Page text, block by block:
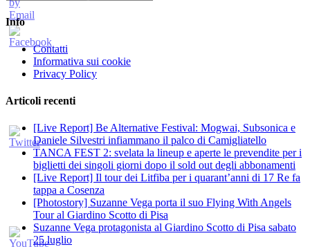
Info
Contatti
Informativa sui cookie
Privacy Policy
Articoli recenti
[Live Report] Be Alternative Festival: Mogwai, Subsonica e
Daniele Silvestri infiammano il palco di Camigliatello
TANCA FEST 2: svelata la lineup e aperte le prevendite per i
biglietti dei singoli giorni dopo il sold out degli abbonamenti
[Live Report] Il tour dei Litfiba per i quarant’anni di 17 Re fa
tappa a Cosenza
[Photostory] Suzanne Vega porta il suo Flying With Angels
Tour al Giardino Scotto di Pisa
Suzanne Vega protagonista al Giardino Scotto di Pisa sabato
25 luglio